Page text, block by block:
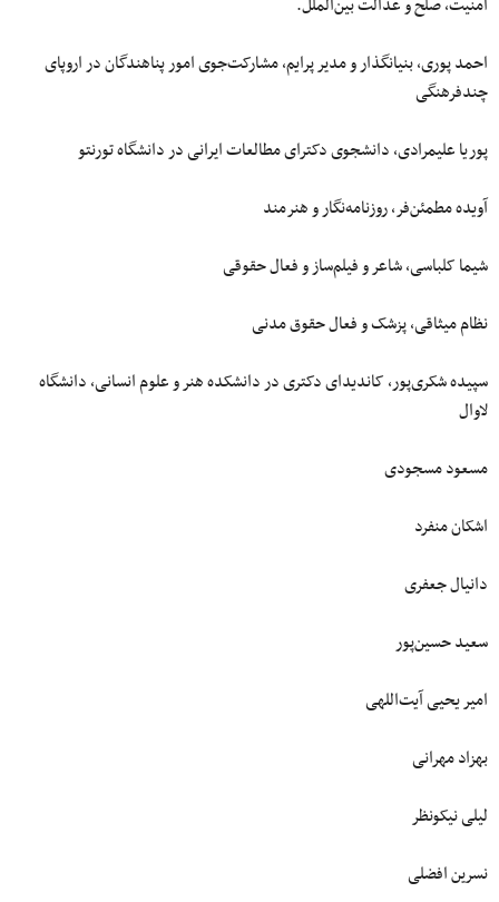
احمد پوری، بنیانگذار و مدیر پرایم، مشارکت‌جوی امور پناهندگان در اروپای
چندفرهنگی
پوریا علیمرادی، دانشجوی دکترای مطالعات ایرانی در دانشگاه تورنتو
آویده مطمئن‌فر، روزنامه‌نگار و هنرمند
شیما کلباسی، شاعر و فیلم‌ساز و فعال حقوقی
نظام میثاقی، پزشک و فعال حقوق مدنی
سپیده شکری‌پور، کاندیدای دکتری در دانشکده هنر و علوم انسانی، دانشگاه
لاوال
مسعود مسجودی
اشکان منفرد
دانیال جعفری
سعید حسین‌پور
امیر یحیی آیت‌اللهی
بهزاد مهرانی
لیلی نیکونظر
نسرین افضلی